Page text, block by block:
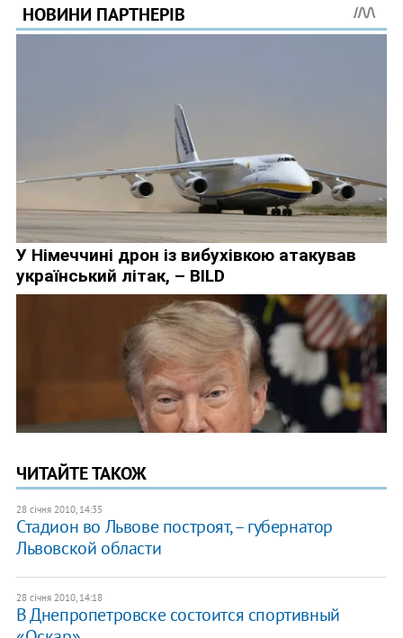
ЧИТАЙТЕ ТАКОЖ
28 січня 2010, 14:35
Стадион во Львове построят, – губернатор
Львовской области
28 січня 2010, 14:18
В Днепропетровске состоится спортивный